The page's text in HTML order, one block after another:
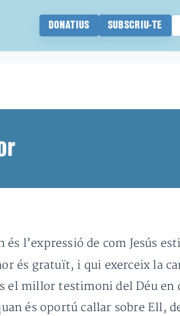
DONATIUS SUBSCRIU-TE
l’expressió de com Jesús
és gratuït, i qui exerceix la
el millor testimoni del Déu
és oportú callar sobre Ell,